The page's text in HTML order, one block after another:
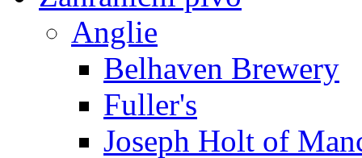
Anglie
Belhaven Brewery
Fuller's
Joseph Holt of